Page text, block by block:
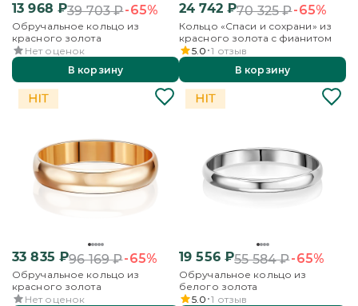
13 968 ₽39 703₽-65%
Обручальное кольцо из
красного золота
Нет оценок
В корзину
24 742₽70 325₽-65%
Кольцо «Спаси и сохрани» из
красного золота с фианитом
5.0 1 отзыв
В корзину
33 835 ₽96 169₽-65%
Обручальное кольцо из
красного золота
Нет оценок
19 556₽55 584₽-65%
Обручальное кольцо из
белого золота
5.0 1 отзыв